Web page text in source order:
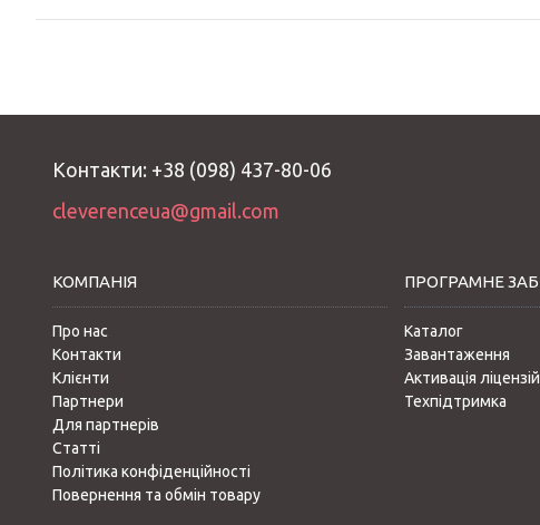
Контакти: +38 (098) 437-80-06
cleverenceua@gmail.com
КОМПАНІЯ
Про нас
Контакти
Клієнти
Партнери
Для партнерів
Статті
Політика конфіденційності
Повернення та обмін товару
ПРОГРАМНЕ
Каталог
Завантаження
Активація
Техпідтримка